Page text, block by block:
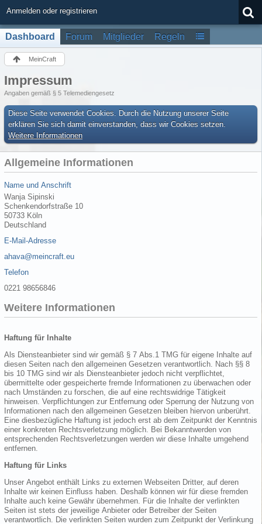
Anmelden oder registrieren
Dashboard Forum Mitglieder Regeln
MeinCraft
Impressum
Angaben gemäß § 5 Telemediengesetz
Diese Seite verwendet Cookies. Durch die Nutzung unserer Seite
erklären Sie sich damit einverstanden, dass wir Cookies setzen.
Weitere Informationen
Allgemeine Informationen
Name und Anschrift
Wanja Sipinski
Schenkendorfstraße 10
50733 Köln
Deutschland
E-Mail-Adresse
ahava@meincraft.eu
Telefon
0221 98656846
Weitere Informationen
Haftung für Inhalte
Als Diensteanbieter sind wir gemäß § 7 Abs.1 TMG für eigene Inhalte auf
diesen Seiten nach den allgemeinen Gesetzen verantwortlich. Nach §§ 8
bis 10 TMG sind wir als Diensteanbieter jedoch nicht verpflichtet,
übermittelte oder gespeicherte fremde Informationen zu überwachen oder
nach Umständen zu forschen, die auf eine rechtswidrige Tätigkeit
hinweisen. Verpflichtungen zur Entfernung oder Sperrung der Nutzung von
Informationen nach den allgemeinen Gesetzen bleiben hiervon unberührt.
Eine diesbezügliche Haftung ist jedoch erst ab dem Zeitpunkt der Kenntnis
einer konkreten Rechtsverletzung möglich. Bei Bekanntwerden von
entsprechenden Rechtsverletzungen werden wir diese Inhalte umgehend
entfernen.
Haftung für Links
Unser Angebot enthält Links zu externen Webseiten Dritter, auf deren
Inhalte wir keinen Einfluss haben. Deshalb können wir für diese fremden
Inhalte auch keine Gewähr übernehmen. Für die Inhalte der verlinkten
Seiten ist stets der jeweilige Anbieter oder Betreiber der Seiten
verantwortlich. Die verlinkten Seiten wurden zum Zeitpunkt der Verlinkung